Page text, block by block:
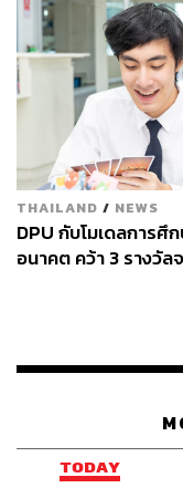
ปัจจัยหลัก ปัจจัยแร
มหิตลาธิเบศร อดุลย
พระราชทานให้กับแ
คิดถึงประโยชน์ของ
เป็นสิ่งที่สอง จึงทำ
เสมอ โดยเฉพาะคนไข้
“ไม่ว่าจะเป็นเรื่องกา
การดูแลคนไข้ ทุกอย่
รับประโยชน์” ศ.นพ.
“ปัจจัยต่อมาคือการ
พัฒนาความรู้ทั้งในด้
บริการก็ต้องปรับให้
ยุคสมัย
THAILAND / NEWS
DPU กับโมเดลการศึ
อนาคต คว้า 3 รางวัล
TODAY